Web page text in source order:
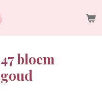
47 bloem
goud